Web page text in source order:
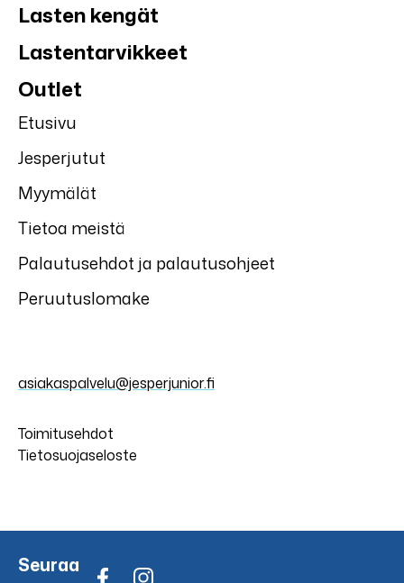
Lasten kengät
Lastentarvikkeet
Outlet
Etusivu
Jesperjutut
Myymälät
Tietoa meistä
Palautusehdot ja palautusohjeet
Peruutuslomake
asiakaspalvelu@jesperjunior.fi
Toimitusehdot
Tietosuojaseloste
Seuraa